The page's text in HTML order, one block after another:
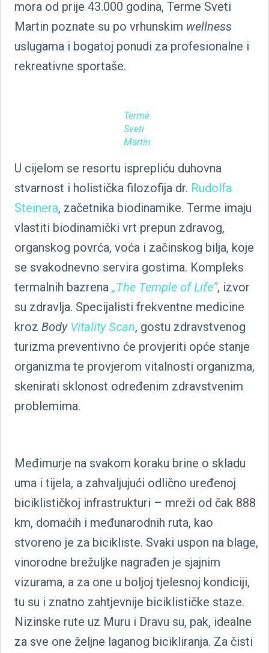
mora od prije 43.000 godina, Terme Sveti
Martin poznate su po vrhunskim wellness
uslugama i bogatoj ponudi za profesionalne i
rekreativne sportaše.
Terme
Sveti
Martin
U cijelom se resortu isprepliću duhovna
stvarnost i holistička filozofija dr. Rudolfa
Steinera, začetnika biodinamike. Terme imaju
vlastiti biodinamički vrt prepun zdravog,
organskog povrća, voća i začinskog bilja, koje
se svakodnevno servira gostima. Kompleks
termalnih bazrena„The Temple of Life“, izvor
su zdravlja. Specijalisti frekventne medicine
krozBody Vitality Scan, gostu zdravstvenog
turizma preventivno će provjeriti opće stanje
organizma te provjerom vitalnosti organizma,
skenirati sklonost određenim zdravstvenim
problemima.
Međimurje na svakom koraku brine o skladu
uma i tijela, a zahvaljujući odlično uređenoj
biciklističkoj infrastrukturi – mreži od čak 888
km, domaćih i međunarodnih ruta, kao
stvoreno je za bicikliste. Svaki uspon na blage,
vinorodne brežuljke nagrađen je sjajnim
vizurama, a za one u boljoj tjelesnoj kondiciji,
tu su i znatno zahtjevnije biciklističke staze.
Nizinske rute uz Muru i Dravu su, pak, idealne
za sve one željne laganog bicikliranja. Za čisti